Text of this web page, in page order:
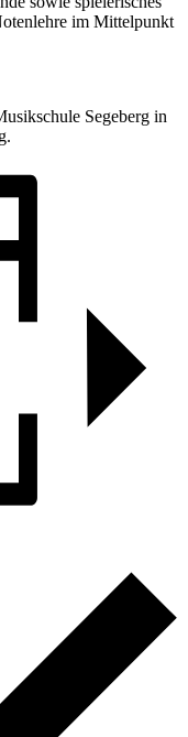
im Mittelpunkt
Segeberg in